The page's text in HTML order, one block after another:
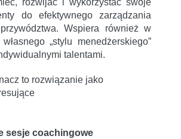
rozwijać i wykorzystać swoje
do efektywnego zarządzania
Wspiera również w
„stylu menedżerskiego”
talentami.
to rozwiązanie jako
sesje coachingowe